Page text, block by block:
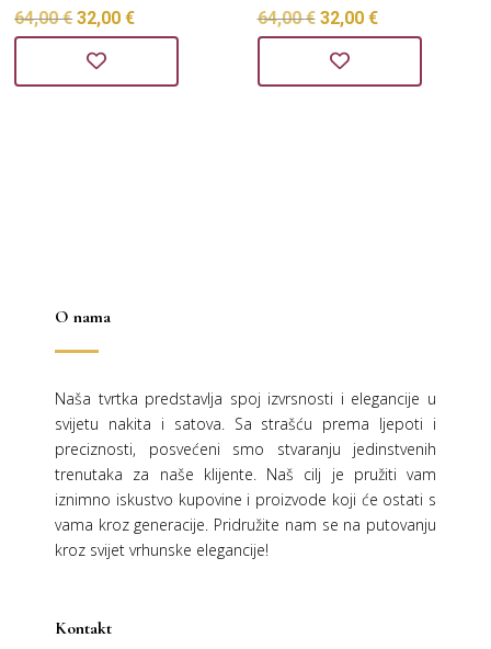
64,00€ Izvorna
cijena
bila
32,00€
je:
64,00€ Izvorna
cijena
bila
32,00 €
je:
O nama
Naša tvrtka predstavlja spoj izvrsnosti i elegancije u
svijetu nakita i satova. Sa strašću prema ljepoti i
preciznosti, posvećeni smo stvaranju jedinstvenih
trenutaka za naše klijente. Naš cilj je pružiti vam
iznimno iskustvo kupovine i proizvode koji će ostati s
vama kroz generacije. Pridružite nam se na putovanju
kroz svijet vrhunske elegancije!
Kontakt